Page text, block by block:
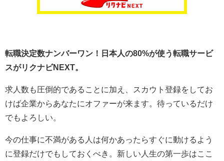
転職決定数ナンバーワン！日本人の80%が使う転職サービ
スがリクナビNEXT。
求人数も圧倒的であることに加え、スカウト登録をしてお
けば企業からあなたにオファーが来ます。待っているだけ
でもよろしい。
今の仕事に不満がある人は何かあったらすぐに動けるよう
に登録だけでもしておくべき。新しい人生の第一歩はここ